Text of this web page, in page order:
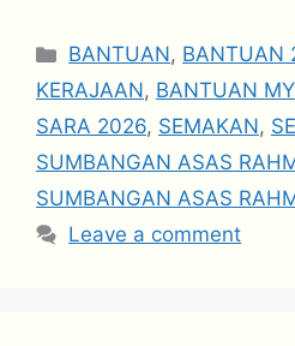
Categories
BANTUAN, BANTUAN
KERAJAAN, BANTUAN
SARA 2026, SEMAKAN,
SUMBANGAN ASAS
SUMBANGAN ASAS
Leave a comment